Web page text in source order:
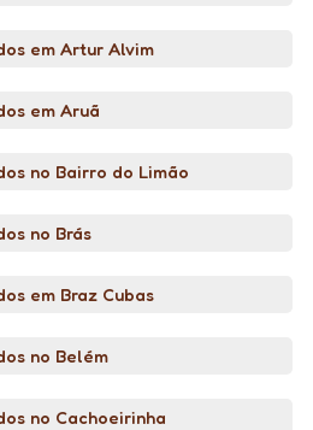
em Artur Alvim
em Aruã
no Bairro do Limão
no Brás
em Braz Cubas
no Belém
no Cachoeirinha